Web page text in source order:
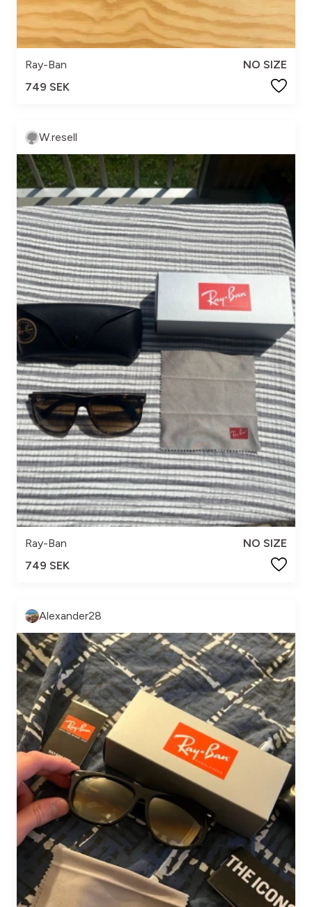
Ray-Ban
NO SIZE
749 SEK
W.resell
Ray-Ban
NO SIZE
749 SEK
Alexander28